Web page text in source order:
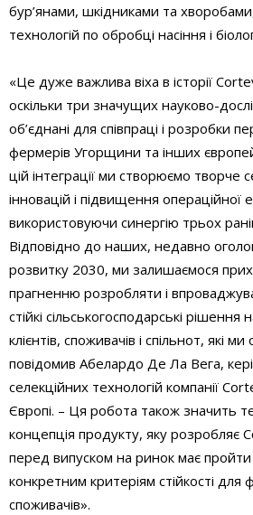
бур’янами, шкідниками та
технологій по обробці насіння і
«Це дуже важлива віха в історії
оскільки три значущих науково-
об’єднані для співпраці і розробки
фермерів Угорщини та інших
цій інтеграції ми створюємо
інновацій і підвищення операційної
використовуючи синергію трьох
Відповідно до наших, недавно
розвитку 2030, ми залишаємося
прагненню розробляти і
стійкі сільськогосподарські
клієнтів, споживачів і спільнот, які
повідомив Абелардо Де Ла Вега,
селекційних технологій компанії
Європі. – Ця робота також значить
концепція продукту, яку розробляє
перед випуском на ринок має пройти
конкретним критеріям стійкості для
споживачів».